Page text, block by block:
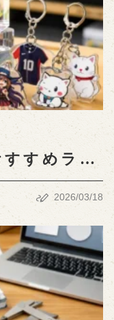
すめラン
レンド解
2026/03/18